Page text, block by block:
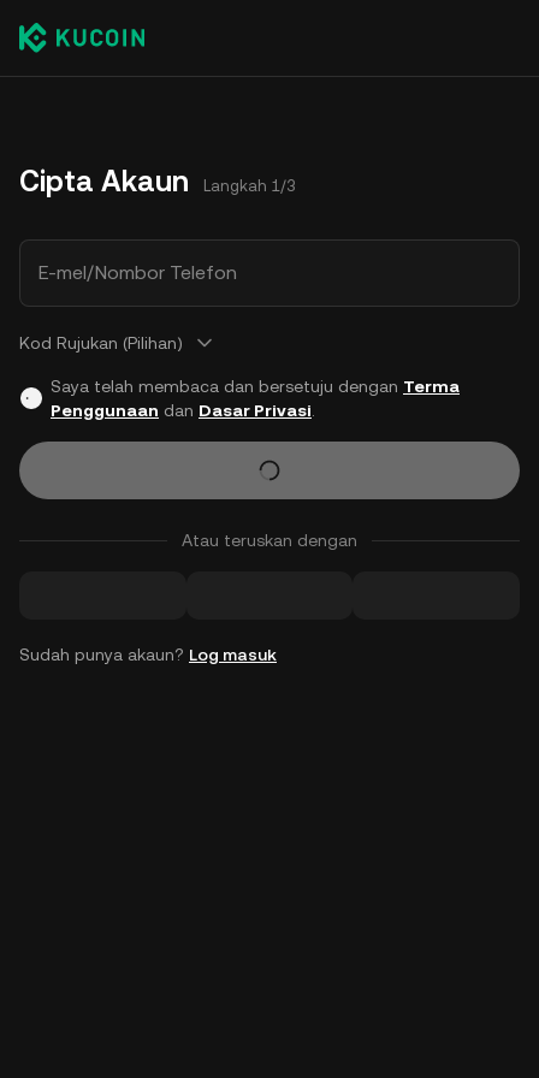
Cipta Akaun Langkah 1/3
E-mel/Nombor Telefon
Kod Rujukan (Pilihan)
Saya telah membaca dan bersetuju dengan Terma
Penggunaan dan Dasar Privasi
Atau teruskan dengan
Sudah punya akaun? Log masuk